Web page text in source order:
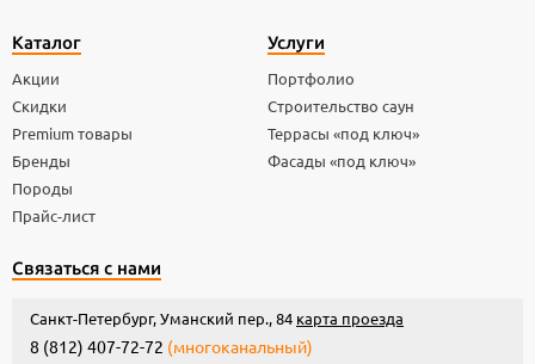
Каталог
Акции
Скидки
Premium товары
Бренды
Породы
Прайс-лист
Услуги
Портфолио
Строительство саун
Террасы «под ключ»
Фасады «под ключ»
Связаться с нами
Санкт-Петербург, Уманский пер., 84 карта проезда
8 (812) 407-72-72 (многоканальный)